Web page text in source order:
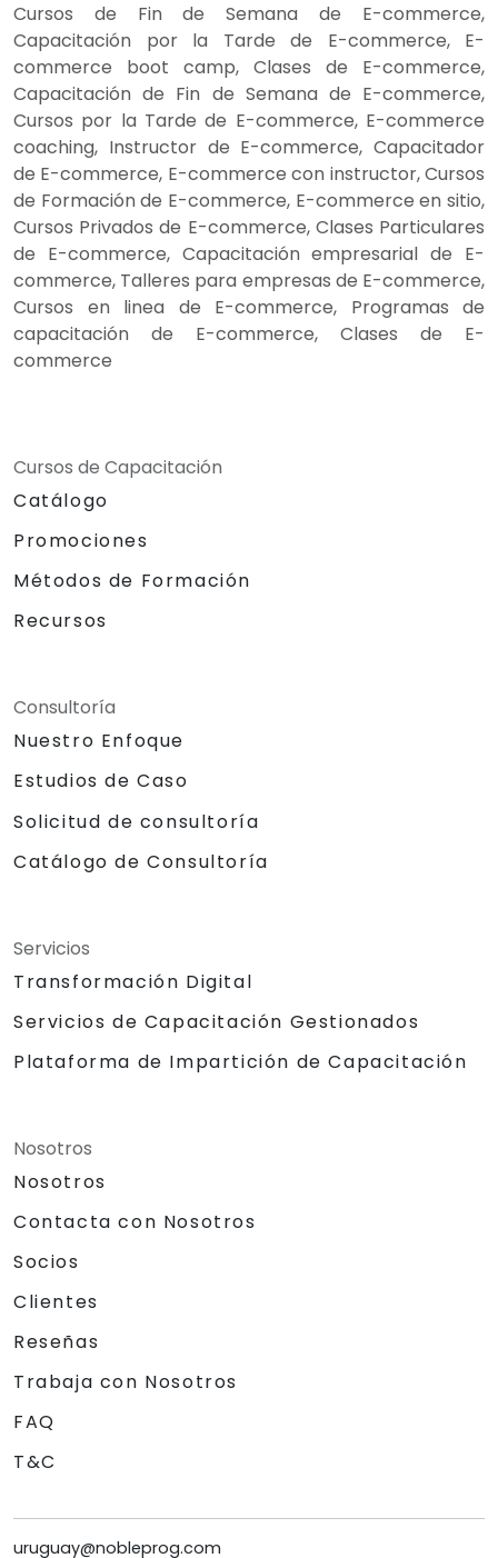
Cursos de Fin de Semana de E-commerce,
Capacitación por la Tarde de E-commerce, E-
commerce boot camp, Clases de E-commerce,
Capacitación de Fin de Semana de E-commerce,
Cursos por la Tarde de E-commerce, E-commerce
coaching, Instructor de E-commerce, Capacitador
de E-commerce, E-commerce con instructor, Cursos
de Formación de E-commerce, E-commerce en sitio,
Cursos Privados de E-commerce, Clases Particulares
de E-commerce, Capacitación empresarial de E-
commerce, Talleres para empresas de E-commerce,
Cursos en linea de E-commerce, Programas de
capacitación de E-commerce, Clases de E-
commerce
Cursos de Capacitación
Catálogo
Promociones
Métodos de Formación
Recursos
Consultoría
Nuestro Enfoque
Estudios de Caso
Solicitud de consultoría
Catálogo de Consultoría
Servicios
Transformación Digital
Servicios de Capacitación Gestionados
Plataforma de Impartición de Capacitación
Nosotros
Nosotros
Contacta con Nosotros
Socios
Clientes
Reseñas
Trabaja con Nosotros
FAQ
T&C
uruguay@nobleprog.com